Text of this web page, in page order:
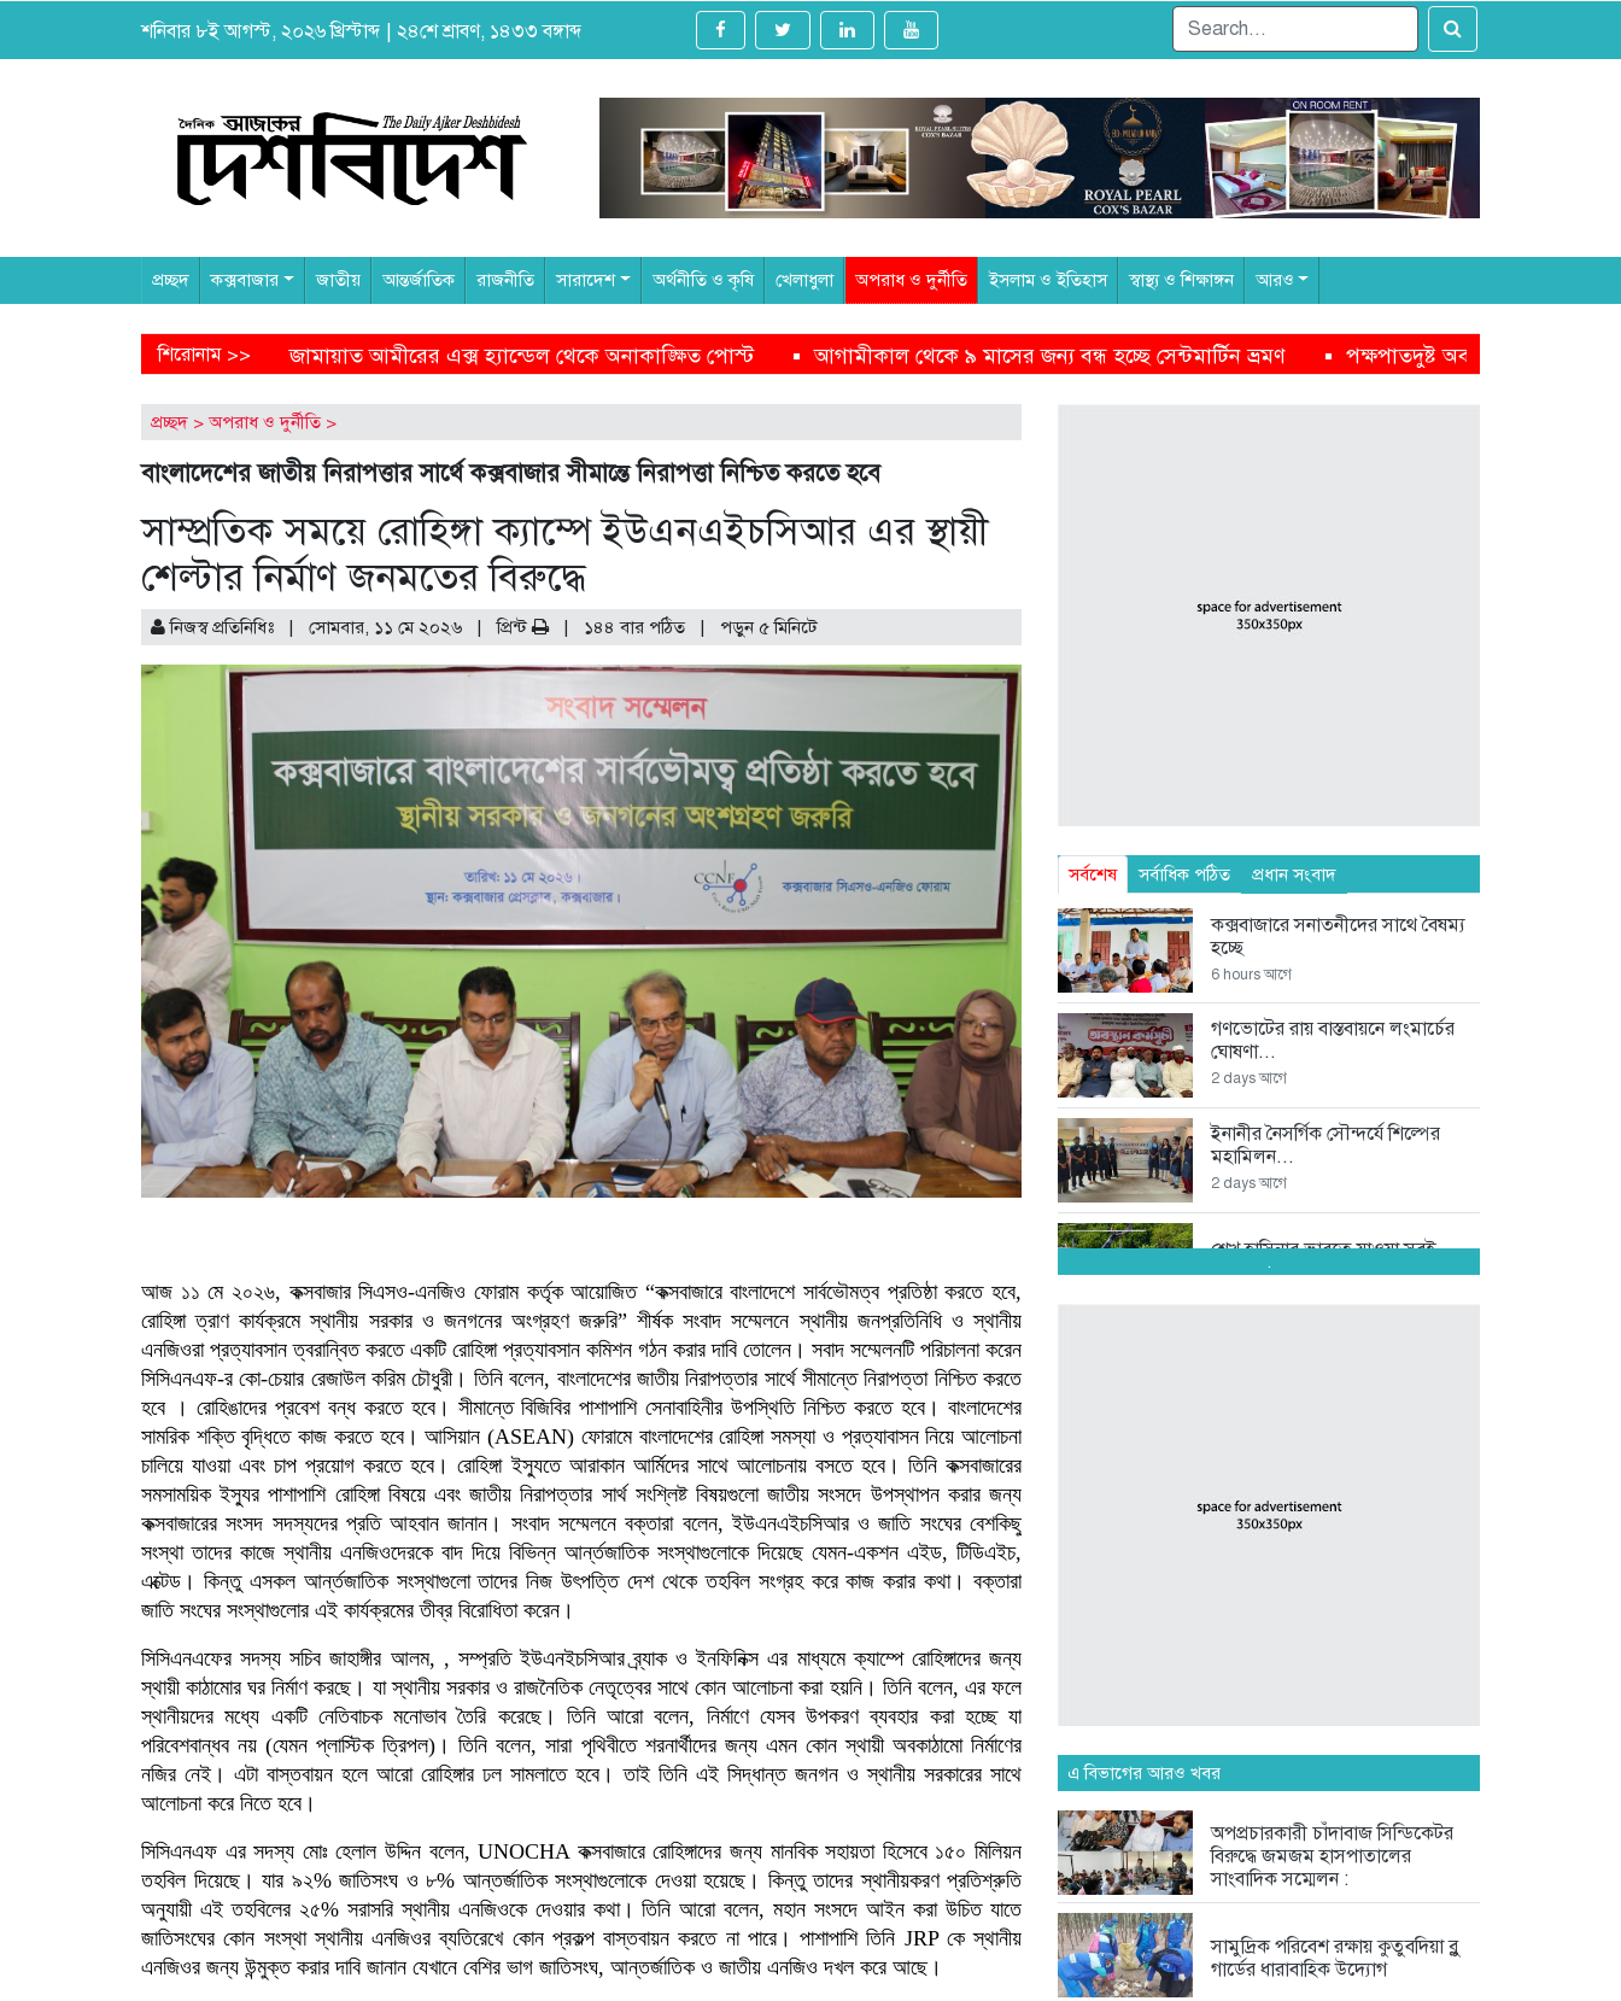
শনিবার ৮ই আগস্ট, ২০২৬ খ্রিস্টাব্দ | ২৪শে শ্রাবণ, ১৪৩৩ বঙ্গাব্দ
প্রচ্ছদ কক্সবাজার জাতীয় আন্তর্জাতিক রাজনীতি সারাদেশ অর্থনীতি ও কৃষি খেলাধুলা অপরাধ ও দুর্নীতি ইসলাম ও ইতিহাস স্বাস্থ্য ও শিক্ষাঙ্গন আরও
শিরোনাম >>
আমীরের এক্স হ্যান্ডেল থেকে অনাকাঙ্ক্ষিত পোস্ট আগামীকাল থেকে ৯ মাসের জন্য বন্ধ হচ্ছে সেন্টমার্টিন ভ্রমণ পক্ষপাতদুষ্ট অবস্থানের কারণেই নাসীরুদ্দীন পাটওয়ারীর ওপর হামলা:
প্রচ্ছদ >অপরাধ ও দুর্নীতি>
বাংলাদেশের জাতীয় নিরাপত্তার সার্থে কক্সবাজার সীমান্তে নিরাপত্তা নিশ্চিত করতে হবে
সাম্প্রতিক সময়ে রোহিঙ্গা ক্যাম্পে ইউএনএইচসিআর এর স্থায়ী
শেল্টার নির্মাণ জনমতের বিরুদ্ধে
নিজস্ব প্রতিনিধিঃ | সোমবার, ১১ মে ২০২৬ |প্রিন্ট | ১৪৪ বার পঠিত | পড়ুন৫মিনিটে
আজ ১১ মে ২০২৬, কক্সবাজার সিএসও-এনজিও ফোরাম কর্তৃক আয়োজিত “কক্সবাজারে বাংলাদেশে সার্বভৌমত্ব প্রতিষ্ঠা করতে হবে,
রোহিঙ্গা ত্রাণ কার্যক্রমে স্থানীয় সরকার ও জনগনের অংগ্রহণ জরুরি” শীর্ষক সংবাদ সম্মেলনে স্থানীয় জনপ্রতিনিধি ও স্থানীয়
এনজিওরা প্রত্যাবসান ত্বরান্বিত করতে একটি রোহিঙ্গা প্রত্যাবসান কমিশন গঠন করার দাবি তোলেন। সবাদ সম্মেলনটি পরিচালনা করেন
সিসিএনএফ-র কো-চেয়ার রেজাউল করিম চৌধুরী। তিনি বলেন, বাংলাদেশের জাতীয় নিরাপত্তার সার্থে সীমান্তে নিরাপত্তা নিশ্চিত করতে
হবে । রোহিঙাদের প্রবেশ বন্ধ করতে হবে। সীমান্তে বিজিবির পাশাপাশি সেনাবাহিনীর উপস্থিতি নিশ্চিত করতে হবে। বাংলাদেশের
সামরিক শক্তি বৃদ্ধিতে কাজ করতে হবে। আসিয়ান (ASEAN) ফোরামে বাংলাদেশের রোহিঙ্গা সমস্যা ও প্রত্যাবাসন নিয়ে আলোচনা
চালিয়ে যাওয়া এবং চাপ প্রয়োগ করতে হবে। রোহিঙ্গা ইস্যুতে আরাকান আর্মিদের সাথে আলোচনায় বসতে হবে। তিনি কক্সবাজারের
সমসাময়িক ইস্যুর পাশাপাশি রোহিঙ্গা বিষয়ে এবং জাতীয় নিরাপত্তার সার্থ সংশ্লিষ্ট বিষয়গুলো জাতীয় সংসদে উপস্থাপন করার জন্য
কক্সবাজারের সংসদ সদস্যদের প্রতি আহবান জানান। সংবাদ সম্মেলনে বক্তারা বলেন, ইউএনএইচসিআর ও জাতি সংঘের বেশকিছু
সংস্থা তাদের কাজে স্থানীয় এনজিওদেরকে বাদ দিয়ে বিভিন্ন আর্ন্তজাতিক সংস্থাগুলোকে দিয়েছে যেমন-একশন এইড, টিডিএইচ,
এক্টেড। কিন্তু এসকল আর্ন্তজাতিক সংস্থাগুলো তাদের নিজ উৎপত্তি দেশ থেকে তহবিল সংগ্রহ করে কাজ করার কথা। বক্তারা
জাতি সংঘের সংস্থাগুলোর এই কার্যক্রমের তীব্র বিরোধিতা করেন।
সিসিএনএফের সদস্য সচিব জাহাঙ্গীর আলম, , সম্প্রতি ইউএনইচসিআর ব্র্যাক ও ইনফিনিক্স এর মাধ্যমে ক্যাম্পে রোহিঙ্গাদের জন্য
স্থায়ী কাঠামোর ঘর নির্মাণ করছে। যা স্থানীয় সরকার ও রাজনৈতিক নেতৃত্বের সাথে কোন আলোচনা করা হয়নি। তিনি বলেন, এর ফলে
স্থানীয়দের মধ্যে একটি নেতিবাচক মনোভাব তৈরি করেছে। তিনি আরো বলেন, নির্মাণে যেসব উপকরণ ব্যবহার করা হচ্ছে যা
পরিবেশবান্ধব নয় (যেমন প্লাস্টিক ত্রিপল)। তিনি বলেন, সারা পৃথিবীতে শরনার্থীদের জন্য এমন কোন স্থায়ী অবকাঠামো নির্মাণের
নজির নেই। এটা বাস্তবায়ন হলে আরো রোহিঙ্গার ঢল সামলাতে হবে। তাই তিনি এই সিদ্ধান্ত জনগন ও স্থানীয় সরকারের সাথে
আলোচনা করে নিতে হবে।
সিসিএনএফ এর সদস্য মোঃ হেলাল উদ্দিন বলেন, UNOCHA কক্সবাজারে রোহিঙ্গাদের জন্য মানবিক সহায়তা হিসেবে ১৫০ মিলিয়ন
তহবিল দিয়েছে। যার ৯২% জাতিসংঘ ও ৮% আন্তর্জাতিক সংস্থাগুলোকে দেওয়া হয়েছে। কিন্তু তাদের স্থানীয়করণ প্রতিশ্রুতি
অনুযায়ী এই তহবিলের ২৫% সরাসরি স্থানীয় এনজিওকে দেওয়ার কথা। তিনি আরো বলেন, মহান সংসদে আইন করা উচিত যাতে
জাতিসংঘের কোন সংস্থা স্থানীয় এনজিওর ব্যতিরেখে কোন প্রকল্প বাস্তবায়ন করতে না পারে। পাশাপাশি তিনি JRP কে স্থানীয়
এনজিওর জন্য উন্মুক্ত করার দাবি জানান যেখানে বেশির ভাগ জাতিসংঘ, আন্তর্জাতিক ও জাতীয় এনজিও দখল করে আছে।
সর্বশেষ সর্বাধিক পঠিত প্রধান সংবাদ
কক্সবাজারে সনাতনীদের সাথে বৈষম্য
হচ্ছে
6 hours আগে
গণভোটের রায় বাস্তবায়নে লংমার্চের
ঘোষণা...
2 days আগে
ইনানীর নৈসর্গিক সৌন্দর্যে শিল্পের
মহামিলন...
2 days আগে
শেখ হাসিনার ভারতে যাওয়া সবই...
2 days আগে
4 days আগে
সরকারের রাজস্ব বৃদ্ধি এবং সাধারণ...
ফেসবুকে সমালোচনার ঝড়, দলীয়
কর্মীদের...
.
এ বিভাগের আরও খবর
অপপ্রচারকারী চাঁদাবাজ সিন্ডিকেটর
বিরুদ্ধে জমজম হাসপাতালের
সাংবাদিক সম্মেলন :
সামুদ্রিক পরিবেশ রক্ষায় কুতুবদিয়া ব্লু
গার্ডের ধারাবাহিক উদ্যোগ